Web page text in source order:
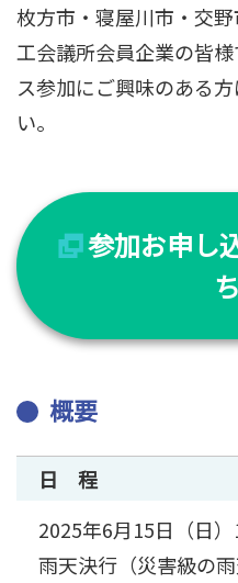
枚方市・寝屋川市・交
工会議所会員企業の皆
ス参加にご興味のある
い。
参加お申し
概要
日 程
2025年6月15日（日
雨天決行（災害級の雨